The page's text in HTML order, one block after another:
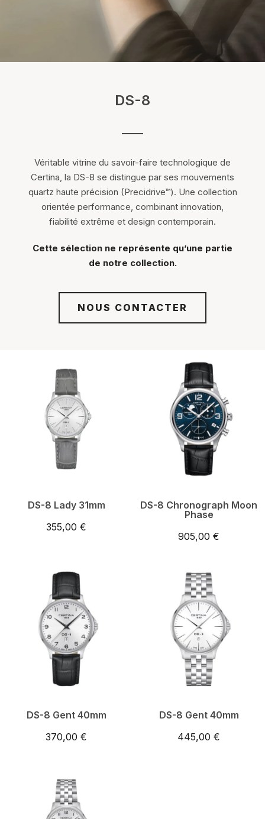
DS-8
Véritable vitrine du savoir-faire technologique de
Certina, la DS-8 se distingue par ses mouvements
quartz haute précision (Precidrive™). Une collection
orientée performance, combinant innovation,
fiabilité extrême et design contemporain.
Cette sélection ne représente qu’une partie
de notre collection.
NOUS CONTACTER
DS-8 Lady 31mm
355,00 €
DS-8 Chronograph Moon
Phase
905,00 €
DS-8 Gent 40mm
370,00 €
DS-8 Gent 40mm
445,00 €